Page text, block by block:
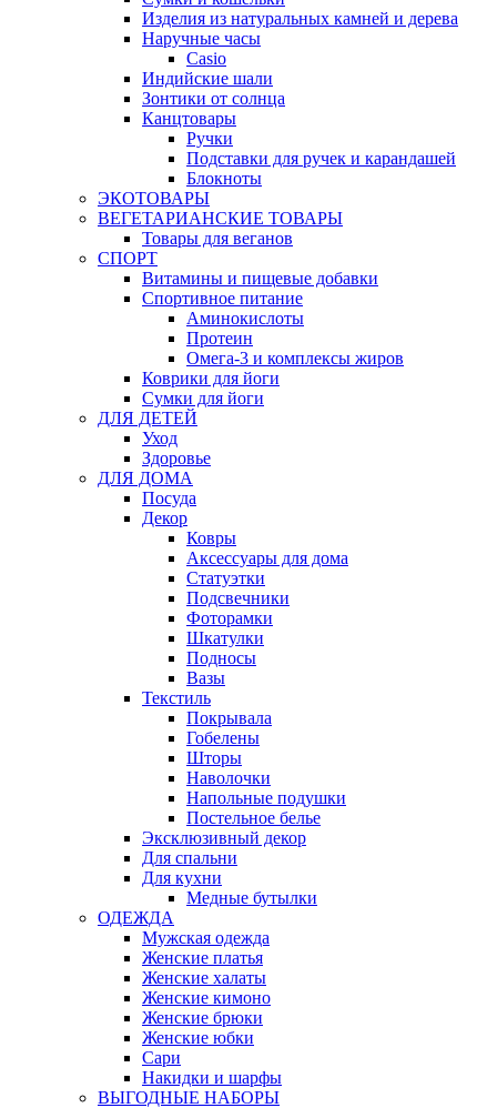
Изделия из натуральных камней и дерева
Наручные часы
Casio
Индийские шали
Зонтики от солнца
Канцтовары
Ручки
Подставки для ручек и карандашей
Блокноты
ЭКОТОВАРЫ
ВЕГЕТАРИАНСКИЕ ТОВАРЫ
Товары для веганов
СПОРТ
Витамины и пищевые добавки
Спортивное питание
Аминокислоты
Протеин
Омега-3 и комплексы жиров
Коврики для йоги
Сумки для йоги
ДЛЯ ДЕТЕЙ
Уход
Здоровье
ДЛЯ ДОМА
Посуда
Декор
Ковры
Аксессуары для дома
Статуэтки
Подсвечники
Фоторамки
Шкатулки
Подносы
Вазы
Текстиль
Покрывала
Гобелены
Шторы
Наволочки
Напольные подушки
Постельное белье
Эксклюзивный декор
Для спальни
Для кухни
Медные бутылки
ОДЕЖДА
Мужская одежда
Женские платья
Женские халаты
Женские кимоно
Женские брюки
Женские юбки
Сари
Накидки и шарфы
ВЫГОДНЫЕ НАБОРЫ